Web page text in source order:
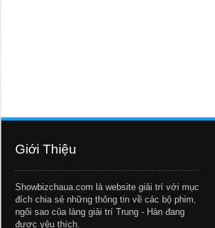
Giới Thiệu
Showbizchaua.com là website giải trí với mục
đích chia sẻ những thông tin về các bộ phim,
ngôi sao của làng giải trí Trung - Hàn đang
được yêu thích.